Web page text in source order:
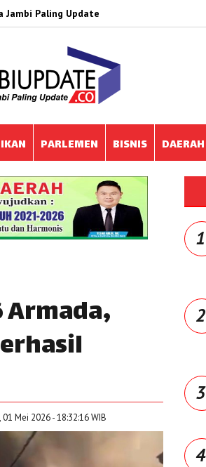
Jambi Paling Update
PARLEMEN BISNIS DAERAH
01 Mei 2026 - 18:32:16 WIB
1
2
3
4